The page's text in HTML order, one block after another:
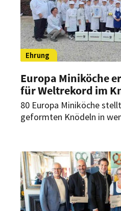
Ehrung
Europa Miniköche
für Weltrekord im
80 Europa Miniköche
geformten Knödeln in
gemeinsam mit einem